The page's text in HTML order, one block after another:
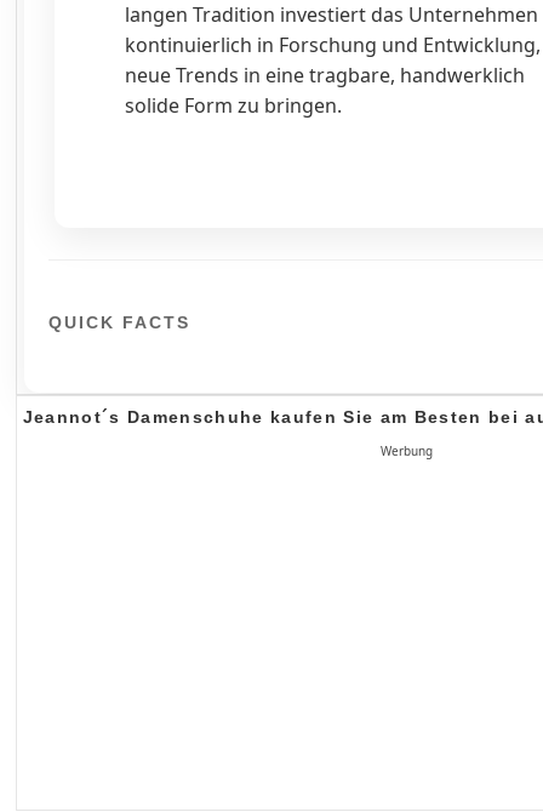
langen Tradition investiert das Unternehmen
kontinuierlich in Forschung und
neue Trends in eine tragbare, handwerklich
solide Form zu bringen.
QUICK FACTS
Jeannot´s Damenschuhe kaufen Sie am Besten bei
Werbung